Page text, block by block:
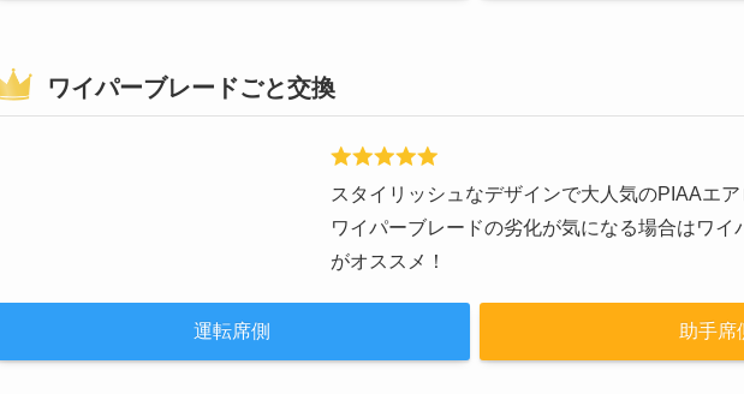
ワイパーブレードごと交換
スタイリッシュなデザインで大人気のPIAAエア
ワイパーブレードの劣化が気になる場合はワイ
がオススメ！
運転席側 助手席